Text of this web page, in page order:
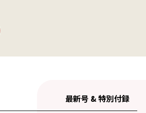
最新号 & 特別付録